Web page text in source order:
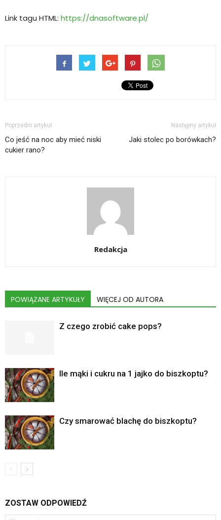
Link tagu HTML: https://dnasoftware.pl/
Poprzedni artykuł
Co jeść na noc aby mieć niski
cukier rano?
Następny artykuł
Jaki stolec po borówkach?
Redakcja
POWIĄZANE ARTYKUŁY WIĘCEJ OD AUTORA
Z czego zrobić cake pops?
Ile mąki i cukru na 1 jajko do biszkoptu?
Czy smarować blachę do biszkoptu?
ZOSTAW ODPOWIEDŹ